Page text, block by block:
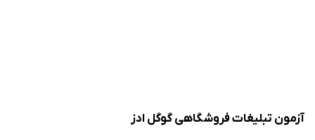
آزمون تبلیغات فروشگاهی گوگل ادز